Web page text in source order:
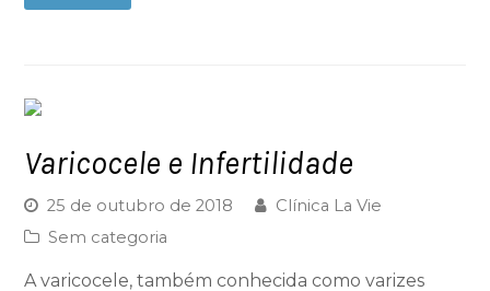
Varicocele e Infertilidade
25 de outubro de 2018
Clínica La Vie
Sem categoria
A varicocele, também conhecida como varizes